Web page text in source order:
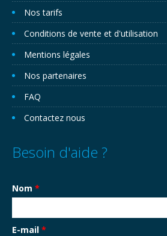
Nos tarifs
Conditions de vente et d'utilisation
Mentions légales
Nos partenaires
FAQ
Contactez nous
Besoin d'aide ?
Nom *
E-mail *